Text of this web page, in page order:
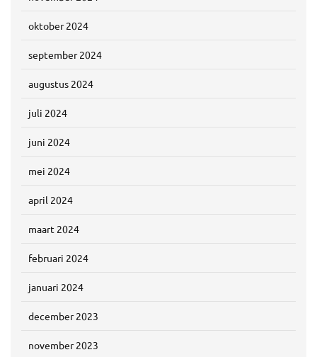
oktober 2024
september 2024
augustus 2024
juli 2024
juni 2024
mei 2024
april 2024
maart 2024
februari 2024
januari 2024
december 2023
november 2023